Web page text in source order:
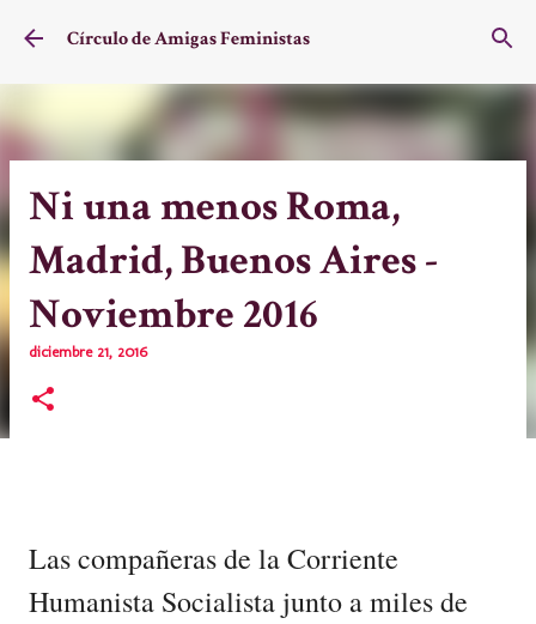
Ir al contenido principal
Círculo de Amigas Feministas
Ni una menos Roma,
Madrid, Buenos Aires -
Noviembre 2016
diciembre 21, 2016
Las compañeras de la Corriente
Humanista Socialista junto a miles de